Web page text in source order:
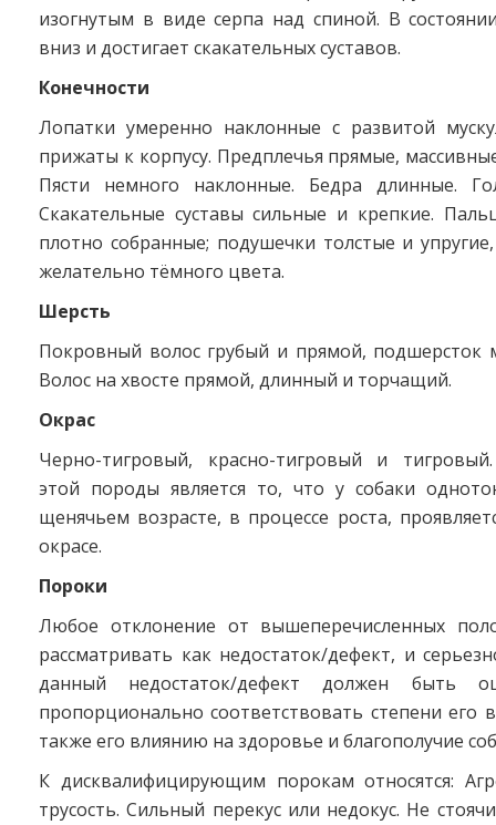
изогнутым в виде серпа над спиной. В
вниз и достигает скакательных суставов.
Конечности
Лопатки умеренно наклонные с развитой
прижаты к корпусу. Предплечья прямые,
Пясти немного наклонные. Бедра длинные.
Скакательные суставы сильные и крепкие.
плотно собранные; подушечки толстые и
желательно тёмного цвета.
Шерсть
Покровный волос грубый и прямой, подшерсток
Волос на хвосте прямой, длинный и торчащий.
Окрас
Черно-тигровый, красно-тигровый и
этой породы является то, что у собаки
щенячьем возрасте, в процессе роста,
окрасе.
Пороки
Любое отклонение от вышеперечисленных
рассматривать как недостаток/дефект, и
данный недостаток/дефект должен быть
пропорционально соответствовать степени его
также его влиянию на здоровье и благополучие
К дисквалифицирующим порокам относятся:
трусость. Сильный перекус или недокус. Не